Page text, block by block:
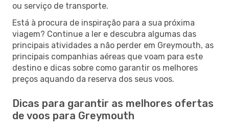
ou serviço de transporte.
Está à procura de inspiração para a sua próxima
viagem? Continue a ler e descubra algumas das
principais atividades a não perder em Greymouth, as
principais companhias aéreas que voam para este
destino e dicas sobre como garantir os melhores
preços aquando da reserva dos seus voos.
Dicas para garantir as melhores ofertas
de voos para Greymouth